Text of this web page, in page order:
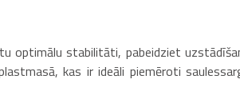
optimālu stabilitāti, pabeidziet
kas ir ideāli piemēroti